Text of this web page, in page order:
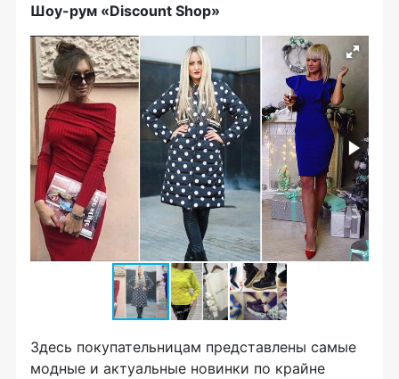
Шоу-рум «Discount Shop»
Здесь покупательницам представлены самые
модные и актуальные новинки по крайне